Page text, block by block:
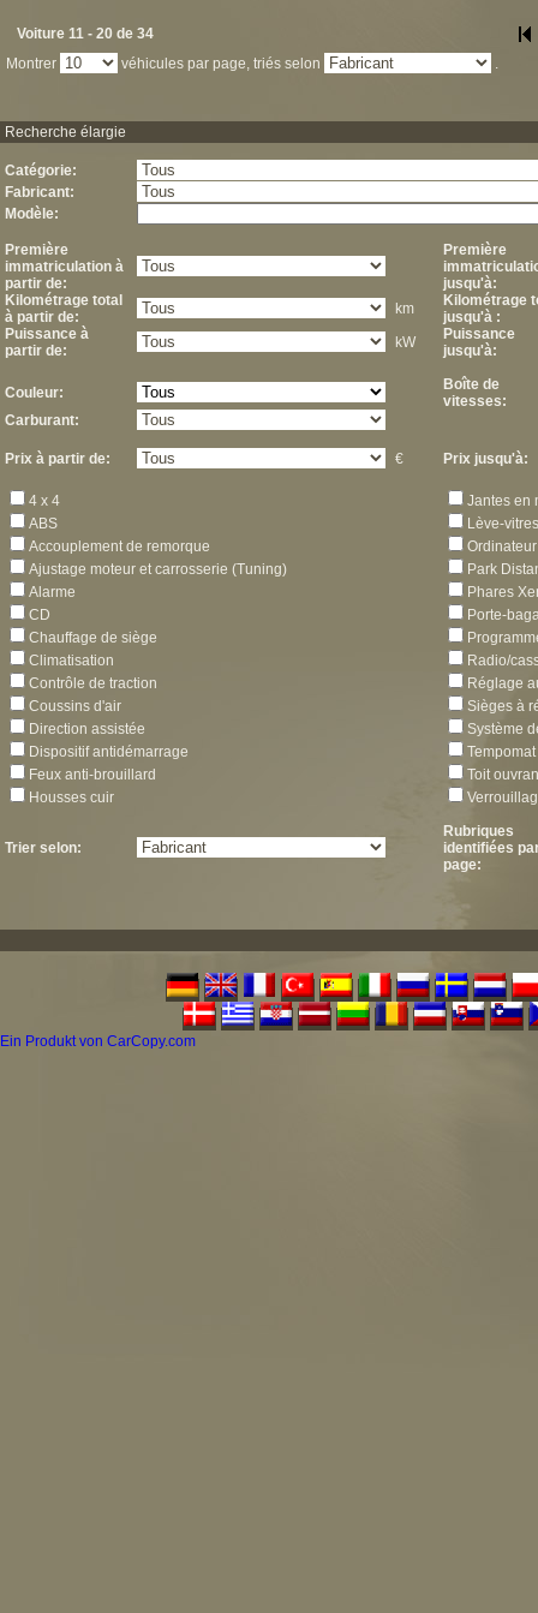
Voiture 11 - 20 de 34
Montrer
véhicules par page, triés selon .
Recherche élargie
Catégorie:
Fabricant:
Modèle:
Première
immatriculation à
partir de:
Première
jusqu'à:
Kilométrage total
à partir de:
km
Kilométrage
jusqu'à :
Puissance à
partir de:
kW
Puissance
jusqu'à:
Couleur:
Boîte de
vitesses:
Carburant:
Prix à partir de: € Prix jusqu'à:
4 x 4
ABS
Accouplement de remorque
Ajustage moteur et carrosserie (Tuning)
Alarme
CD
Chauffage de siège
Climatisation
Contrôle de traction
Coussins d'air
Direction assistée
Dispositif antidémarrage
Feux anti-brouillard
Housses cuir
Jantes en
Lève-
Park
Phares
Porte-
Radio/
Réglage
Sièges à
Système
Tempomat
Toit
Trier selon:
Rubriques
identifiées
page:
Ein Produkt von CarCopy.com